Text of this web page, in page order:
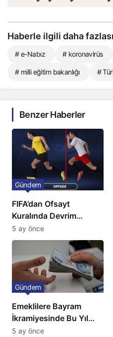
Haberle ilgili daha
# e-Nabız # koronavirüs
# milli eğitim bakanlığı #
Benzer Haberler
FIFA’dan Ofsayt
Kuralında Devrim
Niteliğinde Onay
Gündem
5 ay önce
Emeklilere Bayram
İkramiyesinde Bu Yıl
Artış Gelmeyecek
Gündem
5 ay önce